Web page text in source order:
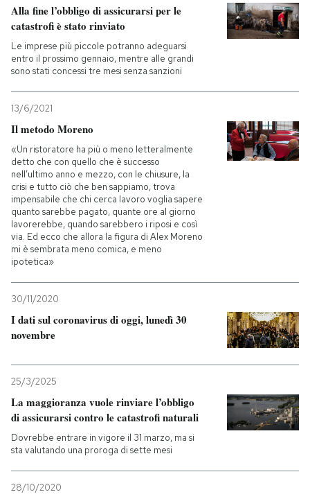
Alla fine l’obbligo di assicurarsi per le
catastrofi è stato rinviato
Le imprese più piccole potranno adeguarsi
entro il prossimo gennaio, mentre alle grandi
sono stati concessi tre mesi senza sanzioni
13/6/2021
Il metodo Moreno
«Un ristoratore ha più o meno letteralmente
detto che con quello che è successo
nell’ultimo anno e mezzo, con le chiusure, la
crisi e tutto ciò che ben sappiamo, trova
impensabile che chi cerca lavoro voglia sapere
quanto sarebbe pagato, quante ore al giorno
lavorerebbe, quando sarebbero i riposi e così
via. Ed ecco che allora la figura di Alex Moreno
mi è sembrata meno comica, e meno
ipotetica»
30/11/2020
I dati sul coronavirus di oggi, lunedì 30
novembre
25/3/2025
La maggioranza vuole rinviare l’obbligo
di assicurarsi contro le catastrofi naturali
Dovrebbe entrare in vigore il 31 marzo, ma si
sta valutando una proroga di sette mesi
28/10/2020